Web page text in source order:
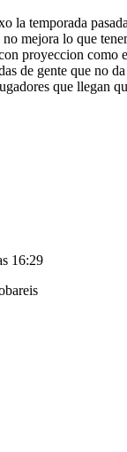
la temporada
mejora lo que
proyeccion
de gente que no
que llegan
16:29